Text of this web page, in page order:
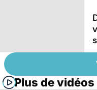
Plus de vidéos